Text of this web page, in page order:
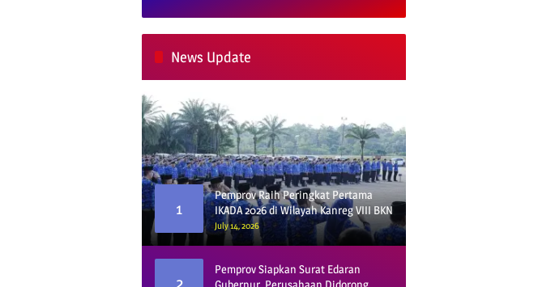
News Update
1
Pemprov Raih Peringkat Pertama
IKADA 2026 di Wilayah Kanreg VIII BKN
July 14, 2026
2
Pemprov Siapkan Surat Edaran
Gubernur, Perusahaan Didorong